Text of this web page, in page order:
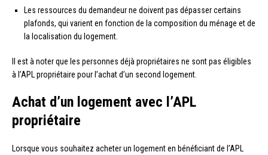
Les ressources du demandeur ne doivent pas dépasser certains
plafonds, qui varient en fonction de la composition du ménage et de
la localisation du logement.
Il est à noter que les personnes déjà propriétaires ne sont pas éligibles
à l’APL propriétaire pour l’achat d’un second logement.
Achat d’un logement avec l’APL
propriétaire
Lorsque vous souhaitez acheter un logement en bénéficiant de l’APL